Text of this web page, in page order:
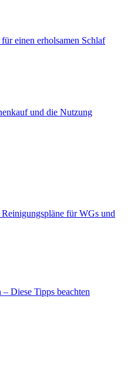
einen erholsamen Schlaf
und die Nutzung
für WGs und
Diese Tipps beachten